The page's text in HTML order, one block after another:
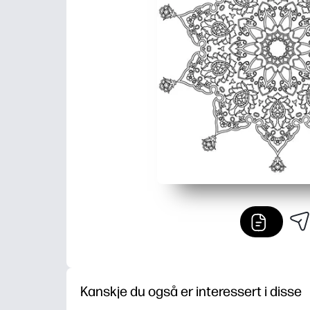
Kanskje du også er interessert i disse